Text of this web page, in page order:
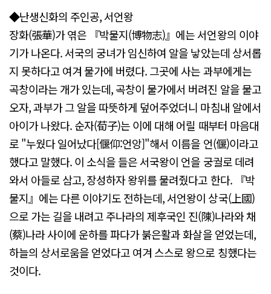
◆난생신화의 주인공, 서언왕
장화(張華)가 엮은 『박물지(博物志)』에는 서언왕의 이야
기가 나온다. 서국의 궁녀가 임신하여 알을 낳았는데 상서롭
지 못하다고 여겨 물가에 버렸다. 그곳에 사는 과부에게는
곡창이라는 개가 있는데, 곡창이 물가에서 버려진 알을 물고
오자, 과부가 그 알을 따뜻하게 덮어주었더니 마침내 알에서
아이가 나왔다. 순자(荀子)는 이에 대해 어릴 때부터 마음대
로 "누웠다 일어났다[偃仰:언앙]"해서 이름을 언(偃)이라고
했다고 말했다. 이 소식을 들은 서국왕이 언을 궁궐로 데려
와서 아들로 삼고, 장성하자 왕위를 물려줬다고 한다. 『박
물지』에는 다른 이야기도 전하는데, 서언왕이 상국(上國)
으로 가는 길을 내려고 주나라의 제후국인 진(陳)나라와 채
(蔡)나라 사이에 운하를 파다가 붉은활과 화살을 얻었는데,
하늘의 상서로움을 얻었다고 여겨 스스로 왕으로 칭했다는
것이다.